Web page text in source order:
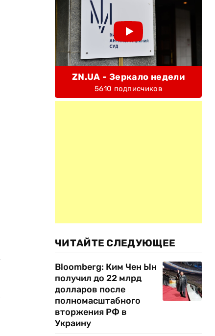
ZN.UA - Зеркало недели
5610 подписчиков
ЧИТАЙТЕ СЛЕДУЮЩЕЕ
Bloomberg: Ким Чен Ын
получил до 22 млрд
долларов после
полномасштабного
вторжения РФ в
Украину